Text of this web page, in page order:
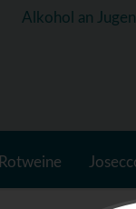
Alkohol an
Rotweine